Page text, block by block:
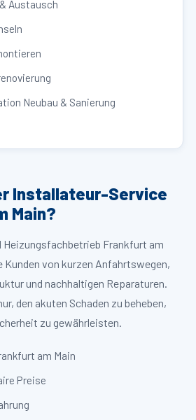
Austausch
Neubau & Sanierung
Installateur-Service
Main?
Heizungsfachbetrieb Frankfurt am
Kunden von kurzen Anfahrtswegen,
und nachhaltigen Reparaturen.
den akuten Schaden zu beheben,
zu gewährleisten.
am Main
Preise